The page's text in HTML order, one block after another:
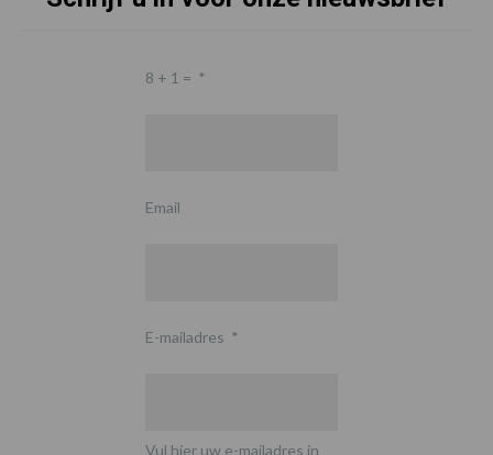
8 + 1 = *
Email
E-mailadres *
Vul hier uw e-mailadres in